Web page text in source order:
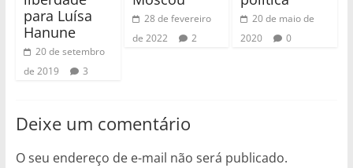
para Luísa
Hanune
20 de setembro
de 2019
3
28 de fevereiro
de 2022
2
20 de maio de
2020
0
Deixe um comentário
O seu endereço de e-mail não será publicado.